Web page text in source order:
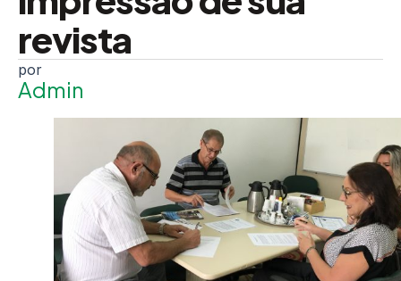
revista
Admin